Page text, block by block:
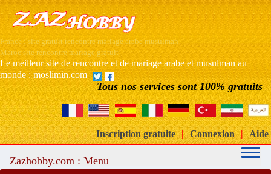
France : site gratuit rencontre mariage arabe musulman
Maroc site rencontre mariage gratuit
Le meilleur site de rencontre et de mariage arabe et musulman au
monde : moslimin.com
Tous nos services sont 100% gratuits
Inscription gratuite | Connexion | Aide
Zazhobby.com : Menu